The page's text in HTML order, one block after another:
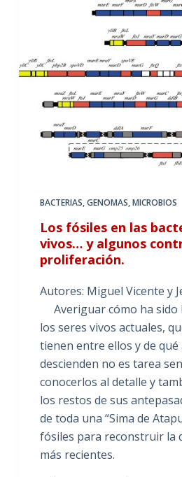
BACTERIAS,GENOMAS,MICROBIOS
Los fósiles en las
vivos… y algunos
proliferación.
Autores: Miguel Vicente y
Averiguar cómo ha sido
los seres vivos actuales,
tienen entre ellos y de qué
descienden no es tarea
conocerlos al detalle y
los restos de sus
de toda una “Sima de
fósiles para reconstruir la
más recientes.